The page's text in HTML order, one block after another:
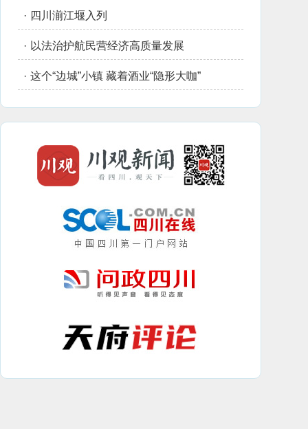
· 四川湔江堰入列
· 以法治护航民营经济高质量发展
· 这个“边城”小镇 藏着酒业“隐形大咖”